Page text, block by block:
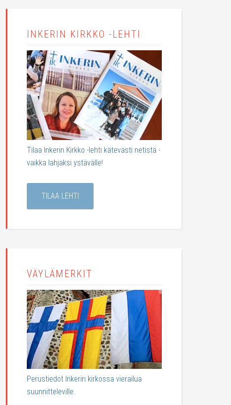
INKERIN KIRKKO -LEHTI
Tilaa Inkerin Kirkko -lehti kätevästi netistä -
vaikka lahjaksi ystävälle!
TILAA LEHTI
VÄYLÄMERKIT
Perustiedot Inkerin kirkossa vierailua
suunnitteleville.